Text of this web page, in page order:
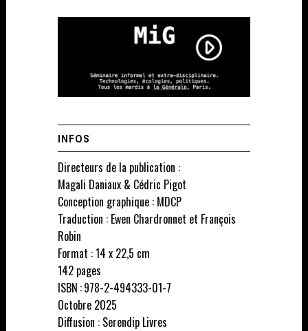
INFOS
Directeurs de la publication :
Magali Daniaux & Cédric Pigot
Conception graphique : MDCP
Traduction : Ewen Chardronnet et François
Robin
Format : 14 x 22,5 cm
142 pages
ISBN : 978-2-494333-01-7
Octobre 2025
Diffusion : Serendip Livres